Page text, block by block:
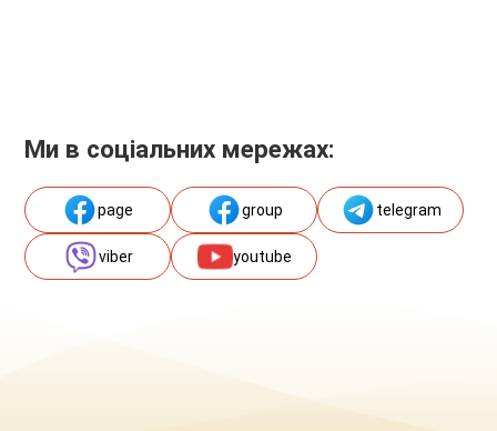
Ми в соціальних мережах:
page group telegram
viber youtube